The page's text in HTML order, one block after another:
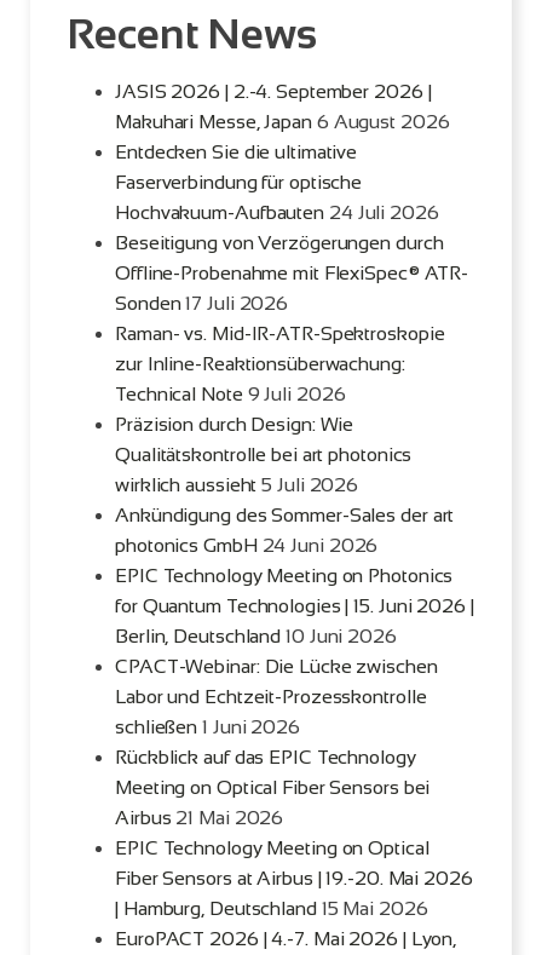
Recent News
JASIS 2026 | 2.-4. September 2026 |
Makuhari Messe, Japan 6 August 2026
Entdecken Sie die ultimative
Faserverbindung für optische
Hochvakuum-Aufbauten 24 Juli 2026
Beseitigung von Verzögerungen durch
Offline-Probenahme mit FlexiSpec® ATR-
Sonden 17 Juli 2026
Raman- vs. Mid-IR-ATR-Spektroskopie
zur Inline-Reaktionsüberwachung:
Technical Note 9 Juli 2026
Präzision durch Design: Wie
Qualitätskontrolle bei art photonics
wirklich aussieht 5 Juli 2026
Ankündigung des Sommer-Sales der art
photonics GmbH 24 Juni 2026
EPIC Technology Meeting on Photonics
for Quantum Technologies | 15. Juni 2026 |
Berlin, Deutschland 10 Juni 2026
CPACT-Webinar: Die Lücke zwischen
Labor und Echtzeit-Prozesskontrolle
schließen 1 Juni 2026
Rückblick auf das EPIC Technology
Meeting on Optical Fiber Sensors bei
Airbus 21 Mai 2026
EPIC Technology Meeting on Optical
Fiber Sensors at Airbus | 19.-20. Mai 2026
| Hamburg, Deutschland 15 Mai 2026
EuroPACT 2026 | 4.-7. Mai 2026 | Lyon,